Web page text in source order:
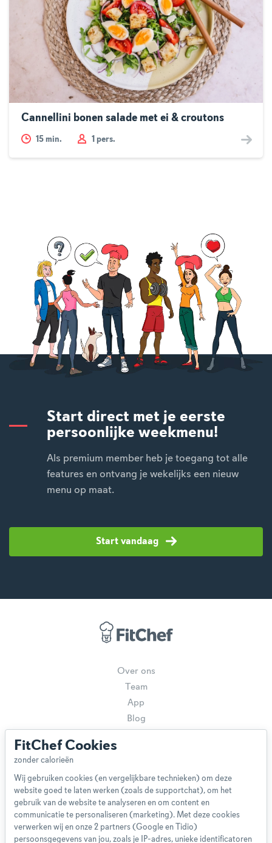
Cannellini bonen salade met ei & croutons
15 min. 1 pers.
Start direct met je eerste
persoonlijke weekmenu!
Als premium member heb je toegang tot alle
features en ontvang je wekelijks een nieuw
menu op maat.
Start vandaag
Over ons
Team
App
Blog
Gebruikersvoorwaarden
Privacybeleid
Cookieverklaring
Betaalmethoden
Klachtenprocedure
FitChef Cookies
Wij gebruiken cookies (en vergelijkbare technieken) om deze
website goed te laten werken (zoals de supportchat), om het
gebruik van de website te analyseren en om content en
communicatie te personaliseren (marketing). Met deze cookies
verwerken wij en onze 2 partners (Google en Tidio)
persoonsgegevens van jou, zoals je IP-adres, unieke identificatoren